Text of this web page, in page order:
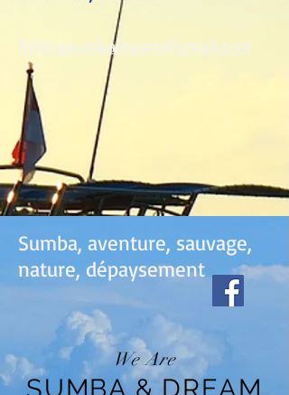
We Are
SUMBA & DREAM
Sumba, aventure, sauvage,
nature, dépaysement
fishingsumbadream@gmail.com